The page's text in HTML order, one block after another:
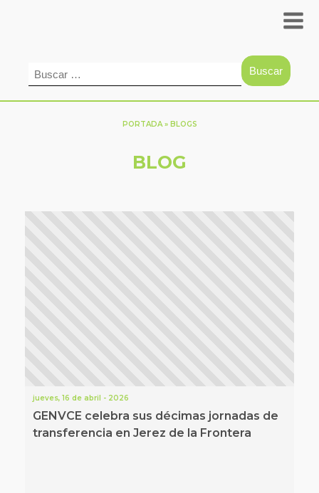
PORTADA» BLOGS
BLOG
jueves, 16 de abril - 2026
GENVCE celebra sus décimas jornadas de
transferencia en Jerez de la Frontera